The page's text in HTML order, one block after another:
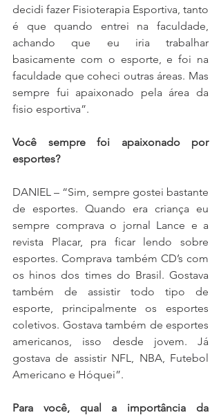
decidi fazer Fisioterapia Esportiva, tanto
é que quando entrei na faculdade,
achando que eu iria trabalhar
basicamente com o esporte, e foi na
faculdade que coheci outras áreas. Mas
sempre fui apaixonado pela área da
fisio esportiva”.
Você sempre foi apaixonado por
esportes?
DANIEL – “Sim, sempre gostei bastante
de esportes. Quando era criança eu
sempre comprava o jornal Lance e a
revista Placar, pra ficar lendo sobre
esportes. Comprava também CD’s com
os hinos dos times do Brasil. Gostava
também de assistir todo tipo de
esporte, principalmente os esportes
coletivos. Gostava também de esportes
americanos, isso desde jovem. Já
gostava de assistir NFL, NBA, Futebol
Americano e Hóquei”.
Para você, qual a importância da